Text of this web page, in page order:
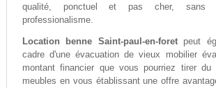
qualité, ponctuel et pas cher, sans
professionalisme.
Location benne Saint-paul-en-foretpeut
cadre d'une évacuation de vieux mobilier
montant financier que vous pourriez tirer du
meubles en vous établissant une offre